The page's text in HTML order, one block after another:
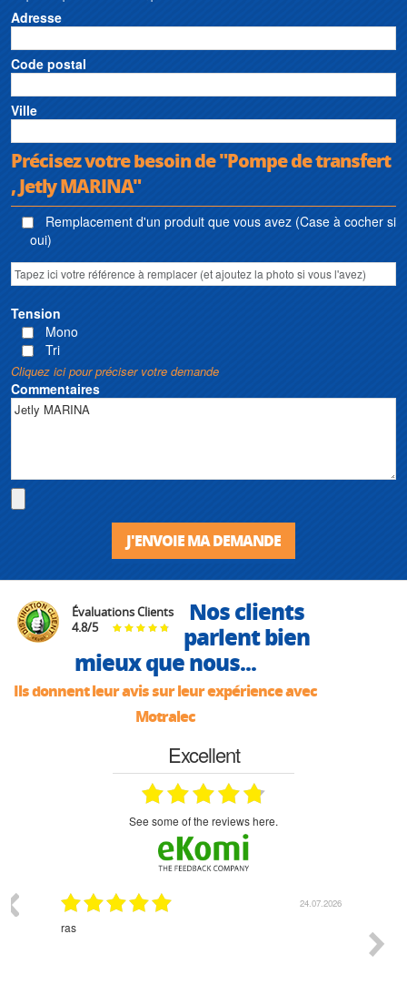
Adresse
Code postal
Ville
Précisez votre besoin de "Pompe de transfert
, Jetly MARINA"
Remplacement d'un produit que vous avez (Case à cocher si
oui)
Tension
Mono
Tri
Cliquez ici pour préciser votre demande
Commentaires
J'ENVOIE MA DEMANDE
Évaluations Clients
4.8/5
Nos clients
parlent bien
mieux que nous...
Ils donnent leur avis sur leur expérience avec
Motralec
Excellent
see some of the reviews here.
24.07.2026
ras